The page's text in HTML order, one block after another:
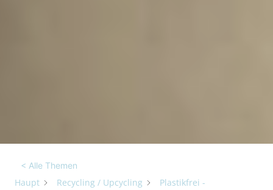
< Alle Themen
Haupt Recycling / Upcycling
Plastikfrei -